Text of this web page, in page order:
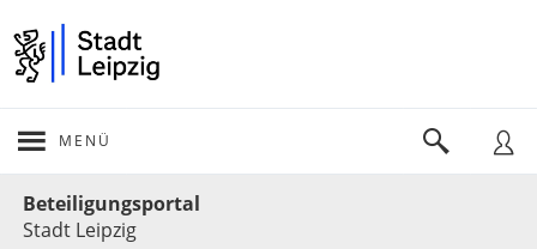
MENÜ
Beteiligungsportal
Stadt Leipzig